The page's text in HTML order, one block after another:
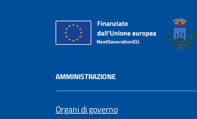
AMMINISTRAZIONE
Organi di governo